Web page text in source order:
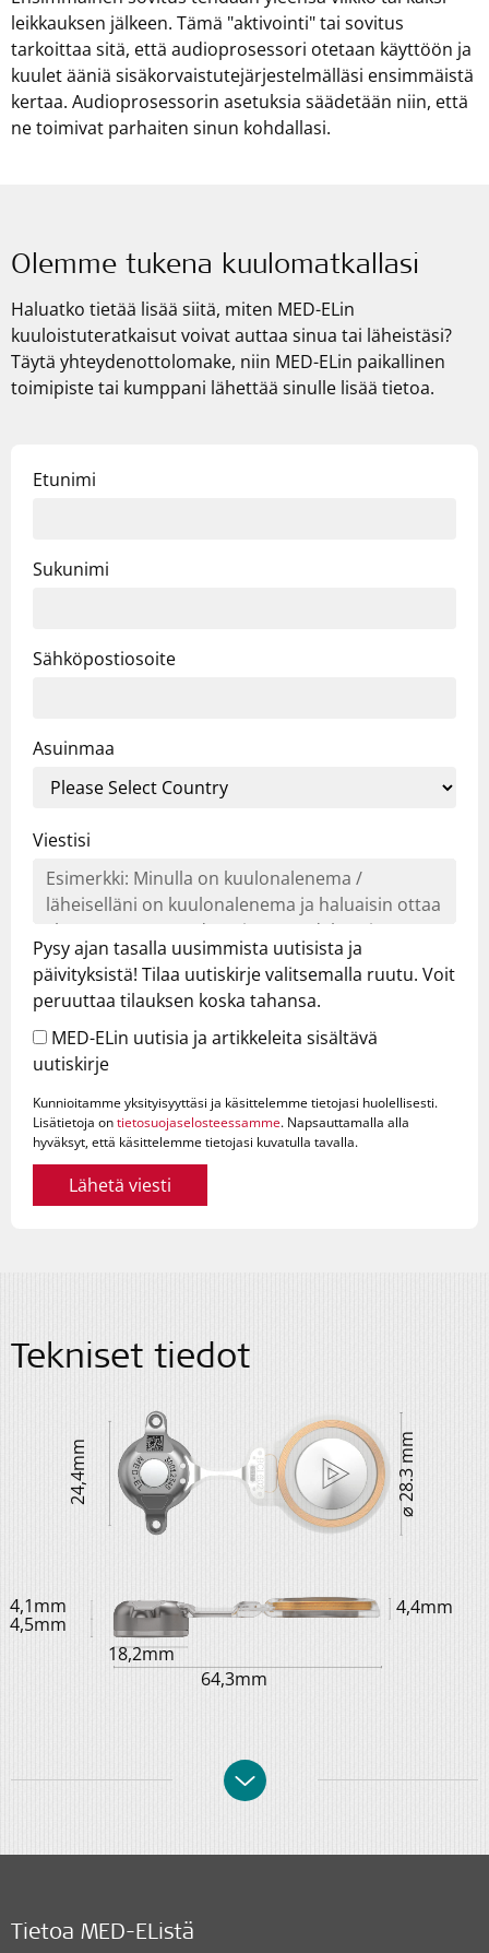
leikkauksen jälkeen. Tämä "aktivointi" tai sovitus
tarkoittaa sitä, että audioprosessori otetaan käyttöön ja
kuulet ääniä sisäkorvaistutejärjestelmälläsi ensimmäistä
kertaa. Audioprosessorin asetuksia säädetään niin, että
ne toimivat parhaiten sinun kohdallasi.
Olemme tukena kuulomatkallasi
Haluatko tietää lisää siitä, miten MED-ELin
kuuloistuteratkaisut voivat auttaa sinua tai läheistäsi?
Täytä yhteydenottolomake, niin MED-ELin paikallinen
toimipiste tai kumppani lähettää sinulle lisää tietoa.
Etunimi
Sukunimi
Sähköpostiosoite
Asuinmaa
Viestisi
Pysy ajan tasalla uusimmista uutisista ja
päivityksistä! Tilaa uutiskirje valitsemalla ruutu. Voit
peruuttaa tilauksen koska tahansa.
MED-ELin uutisia ja artikkeleita sisältävä
uutiskirje
Kunnioitamme yksityisyyttäsi ja käsittelemme tietojasi huolellisesti.
Lisätietoja ontietosuojaselosteessamme. Napsauttamalla alla
hyväksyt, että käsittelemme tietojasi kuvatulla tavalla.
Lähetä viesti
Tekniset tiedot
24,4mm ⌀ 28.3 mm
4,1mm
4,5mm
4,4mm
64,3mm
18,2mm
Tietoa MED-EListä